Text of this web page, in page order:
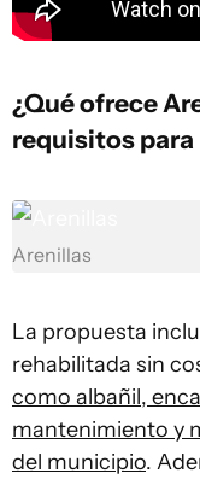
¿Qué ofrece
requisitos
Arenillas
La propuesta
rehabilitada sin
como albañil,
mantenimiento y
del municipio.